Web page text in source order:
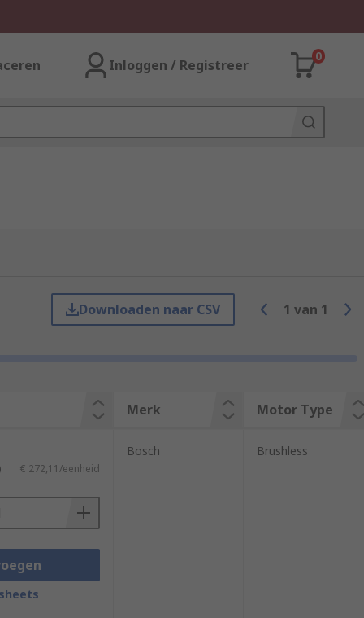
Inloggen / Registreer
0
Downloaden naar CSV 1 van 1
Merk Motor Type
€ 272,11/eenheid
Bosch Brushless